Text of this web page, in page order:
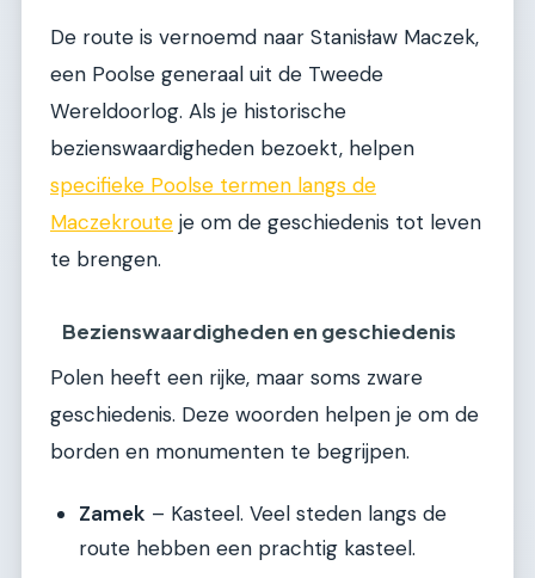
De route is vernoemd naar Stanisław Maczek,
een Poolse generaal uit de Tweede
Wereldoorlog. Als je historische
bezienswaardigheden bezoekt, helpen
specifieke Poolse termen langs de
Maczekroute je om de geschiedenis tot leven
te brengen.
Bezienswaardigheden en geschiedenis
Polen heeft een rijke, maar soms zware
geschiedenis. Deze woorden helpen je om de
borden en monumenten te begrijpen.
Zamek – Kasteel. Veel steden langs de
route hebben een prachtig kasteel.